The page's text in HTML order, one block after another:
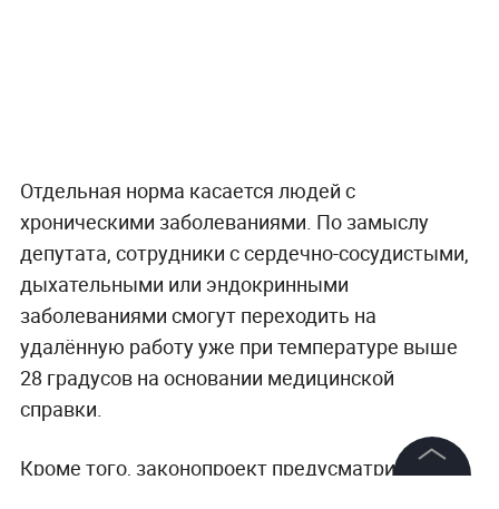
Отдельная норма касается людей с
хроническими заболеваниями. По замыслу
депутата, сотрудники с сердечно-сосудистыми,
дыхательными или эндокринными
заболеваниями смогут переходить на
удалённую работу уже при температуре выше
28 градусов на основании медицинской
справки.
Кроме того, законопроект предусматривает